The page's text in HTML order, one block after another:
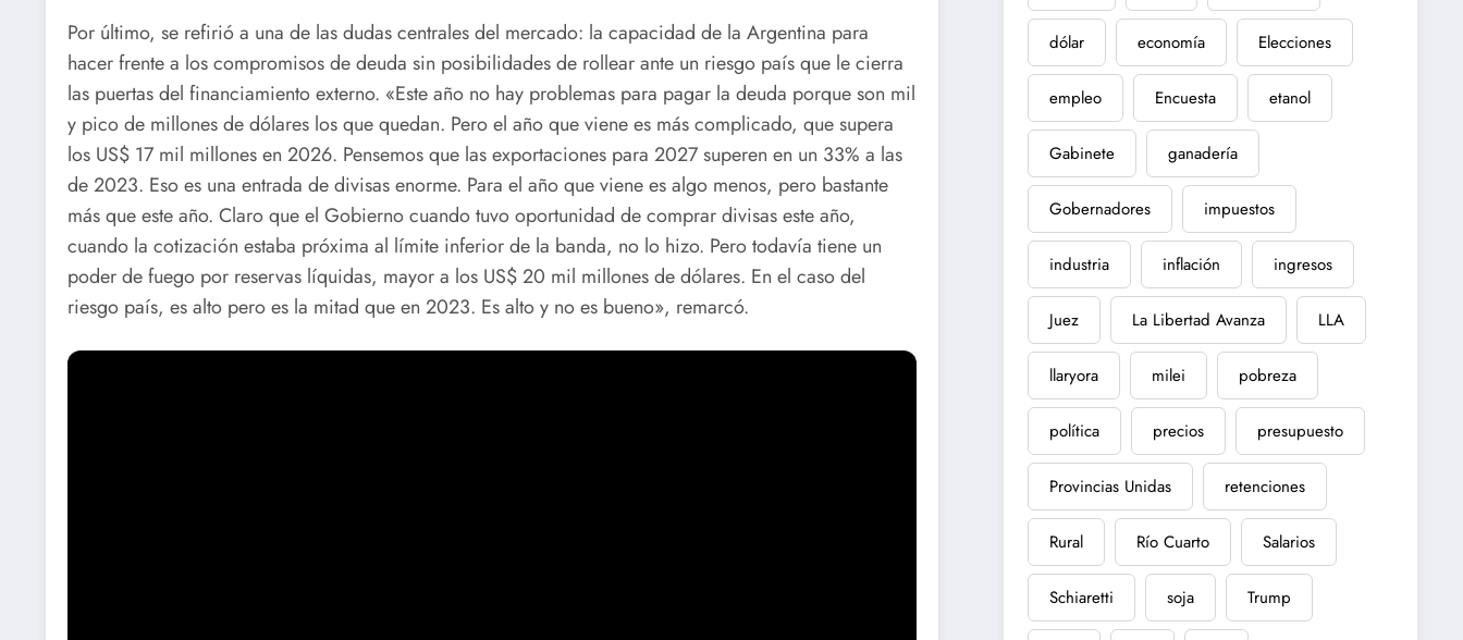
Por último, se refirió a una de las dudas centrales del mercado: la capacidad de la Argentina para
hacer frente a los compromisos de deuda sin posibilidades de rollear ante un riesgo país que le cierra
las puertas del financiamiento externo. «Este año no hay problemas para pagar la deuda porque son mil
y pico de millones de dólares los que quedan. Pero el año que viene es más complicado, que supera
los US$ 17 mil millones en 2026. Pensemos que las exportaciones para 2027 superen en un 33% a las
de 2023. Eso es una entrada de divisas enorme. Para el año que viene es algo menos, pero bastante
más que este año. Claro que el Gobierno cuando tuvo oportunidad de comprar divisas este año,
cuando la cotización estaba próxima al límite inferior de la banda, no lo hizo. Pero todavía tiene un
poder de fuego por reservas líquidas, mayor a los US$ 20 mil millones de dólares. En el caso del
riesgo país, es alto pero es la mitad que en 2023. Es alto y no es bueno», remarcó.
dólar economía Elecciones
empleo Encuesta etanol
Gabinete ganadería
Gobernadores impuestos
industria inflación ingresos
Juez La Libertad Avanza LLA
llaryora milei pobreza
política precios presupuesto
Provincias Unidas retenciones
Rural Río Cuarto Salarios
Schiaretti soja Trump